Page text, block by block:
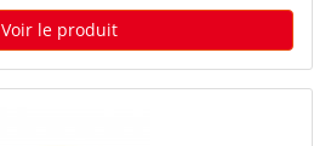
Voir le produit